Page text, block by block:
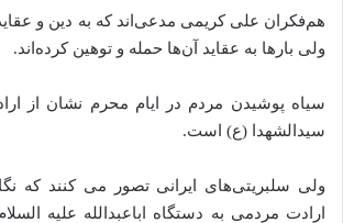
هم‌فکران علی کریمی مدعی‌اند که به دین و
ولی بار‌ها به عقاید آن‌ها حمله و توهین کرده‌اند.
سیاه پوشیدن‌‌‌‌‌‌‌‌ مردم در ایام محرم نشان از
سیدالشهدا (ع) است.
ولی سلبریتی‌های ایرانی تصور می‌ کنند که
ارادت مردمی به دستگاه اباعبدالله علیه